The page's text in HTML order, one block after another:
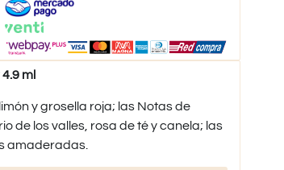
ml
y grosella roja; las Notas de
de los valles, rosa de té y canela; las
amaderadas.